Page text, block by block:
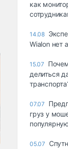
как
14.08
Wialon нет
15.07
делиться
07.07
груз у
05.07